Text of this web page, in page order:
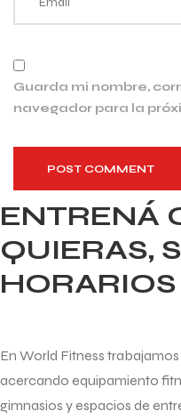
Guarda mi nombre,
navegador para la
POST COMMENT
ENTRENÁ
QUIERAS,
En World Fitness
acercando equipamiento
gimnasios y espacios de